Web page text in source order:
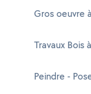
Gros oeuvre
Travaux Bois
Peindre -